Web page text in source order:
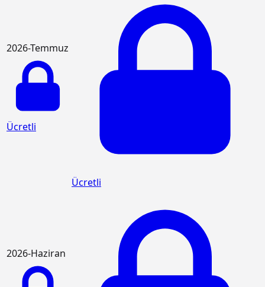
2026-Temmuz
Ücretli
Ücretli
2026-Haziran